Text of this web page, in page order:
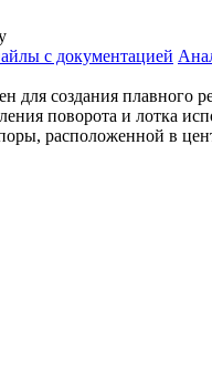
с документацией
для создания плавного
поворота и лотка
расположенной в